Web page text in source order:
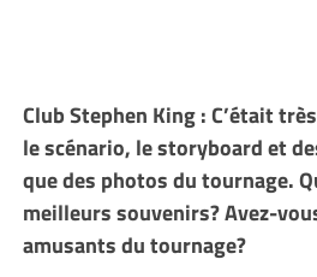
Club Stephen King : C’était
le scénario, le storyboard et
que des photos du tournage.
meilleurs souvenirs? Avez-
amusants du tournage?